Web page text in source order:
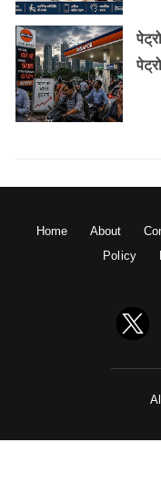
Home About
Policy